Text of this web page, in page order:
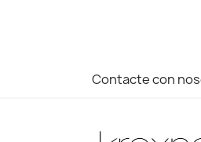
Contacte con